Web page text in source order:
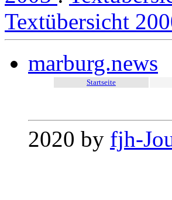
Textübersicht
marburg.news
Startseite
2020 by fjh-